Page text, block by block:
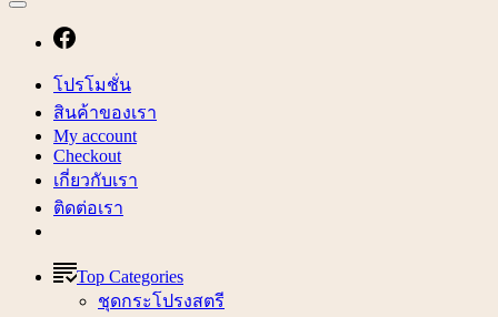
โปรโมชั่น
สินค้าของเรา
My account
Checkout
เกี่ยวกับเรา
ติดต่อเรา
Top Categories
ชุดกระโปรงสตรี